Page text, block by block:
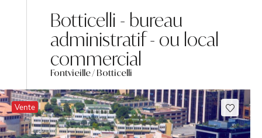
Botticelli - bureau
administratif - ou local
commercial
Fontvieille / Botticelli
Vente